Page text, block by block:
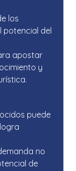
los
potencial del
apostar
y
puede
no
de